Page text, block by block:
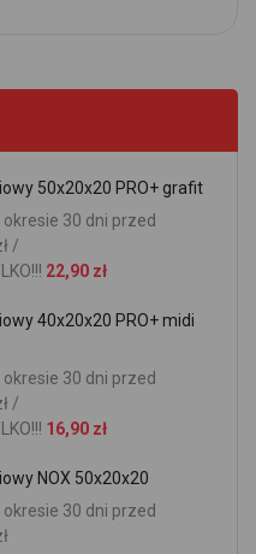
50x20x20 PRO+ grafit
30 dni przed
/
22,90 zł
40x20x20 PRO+ midi
30 dni przed
/
16,90 zł
NOX 50x20x20
30 dni przed